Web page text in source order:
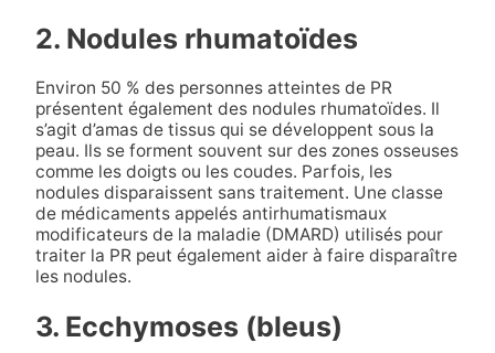
2. Nodules rhumatoïdes
Environ 50 % des personnes atteintes de PR
présentent également des nodules rhumatoïdes. Il
s’agit d’amas de tissus qui se développent sous la
peau. Ils se forment souvent sur des zones osseuses
comme les doigts ou les coudes. Parfois, les
nodules disparaissent sans traitement. Une classe
de médicaments appelés antirhumatismaux
modificateurs de la maladie (DMARD) utilisés pour
traiter la PR peut également aider à faire disparaître
les nodules.
3. Ecchymoses (bleus)